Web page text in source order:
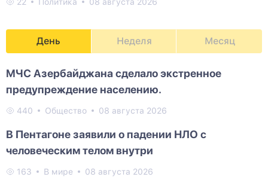
22 Политика 08 августа 2026
День Неделя Месяц
МЧС Азербайджана сделало экстренное
предупреждение населению.
440 Общество 08 августа 2026
В Пентагоне заявили о падении НЛО с
человеческим телом внутри
163 В мире 08 августа 2026